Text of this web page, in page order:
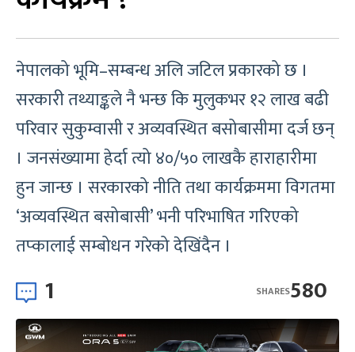
नेपालको भूमि–सम्बन्ध अलि जटिल प्रकारको छ ।
सरकारी तथ्याङ्कले नै भन्छ कि मुलुकभर १२ लाख बढी
परिवार सुकुम्वासी र अव्यवस्थित बसोबासीमा दर्ज छन्
। जनसंख्यामा हेर्दा त्यो ४०/५० लाखकै हाराहारीमा
हुन जान्छ । सरकारको नीति तथा कार्यक्रममा विगतमा
‘अव्यवस्थित बसोबासी’ भनी परिभाषित गरिएको
तप्कालाई सम्बोधन गरेको देखिंदैन ।
1 580
SHARES